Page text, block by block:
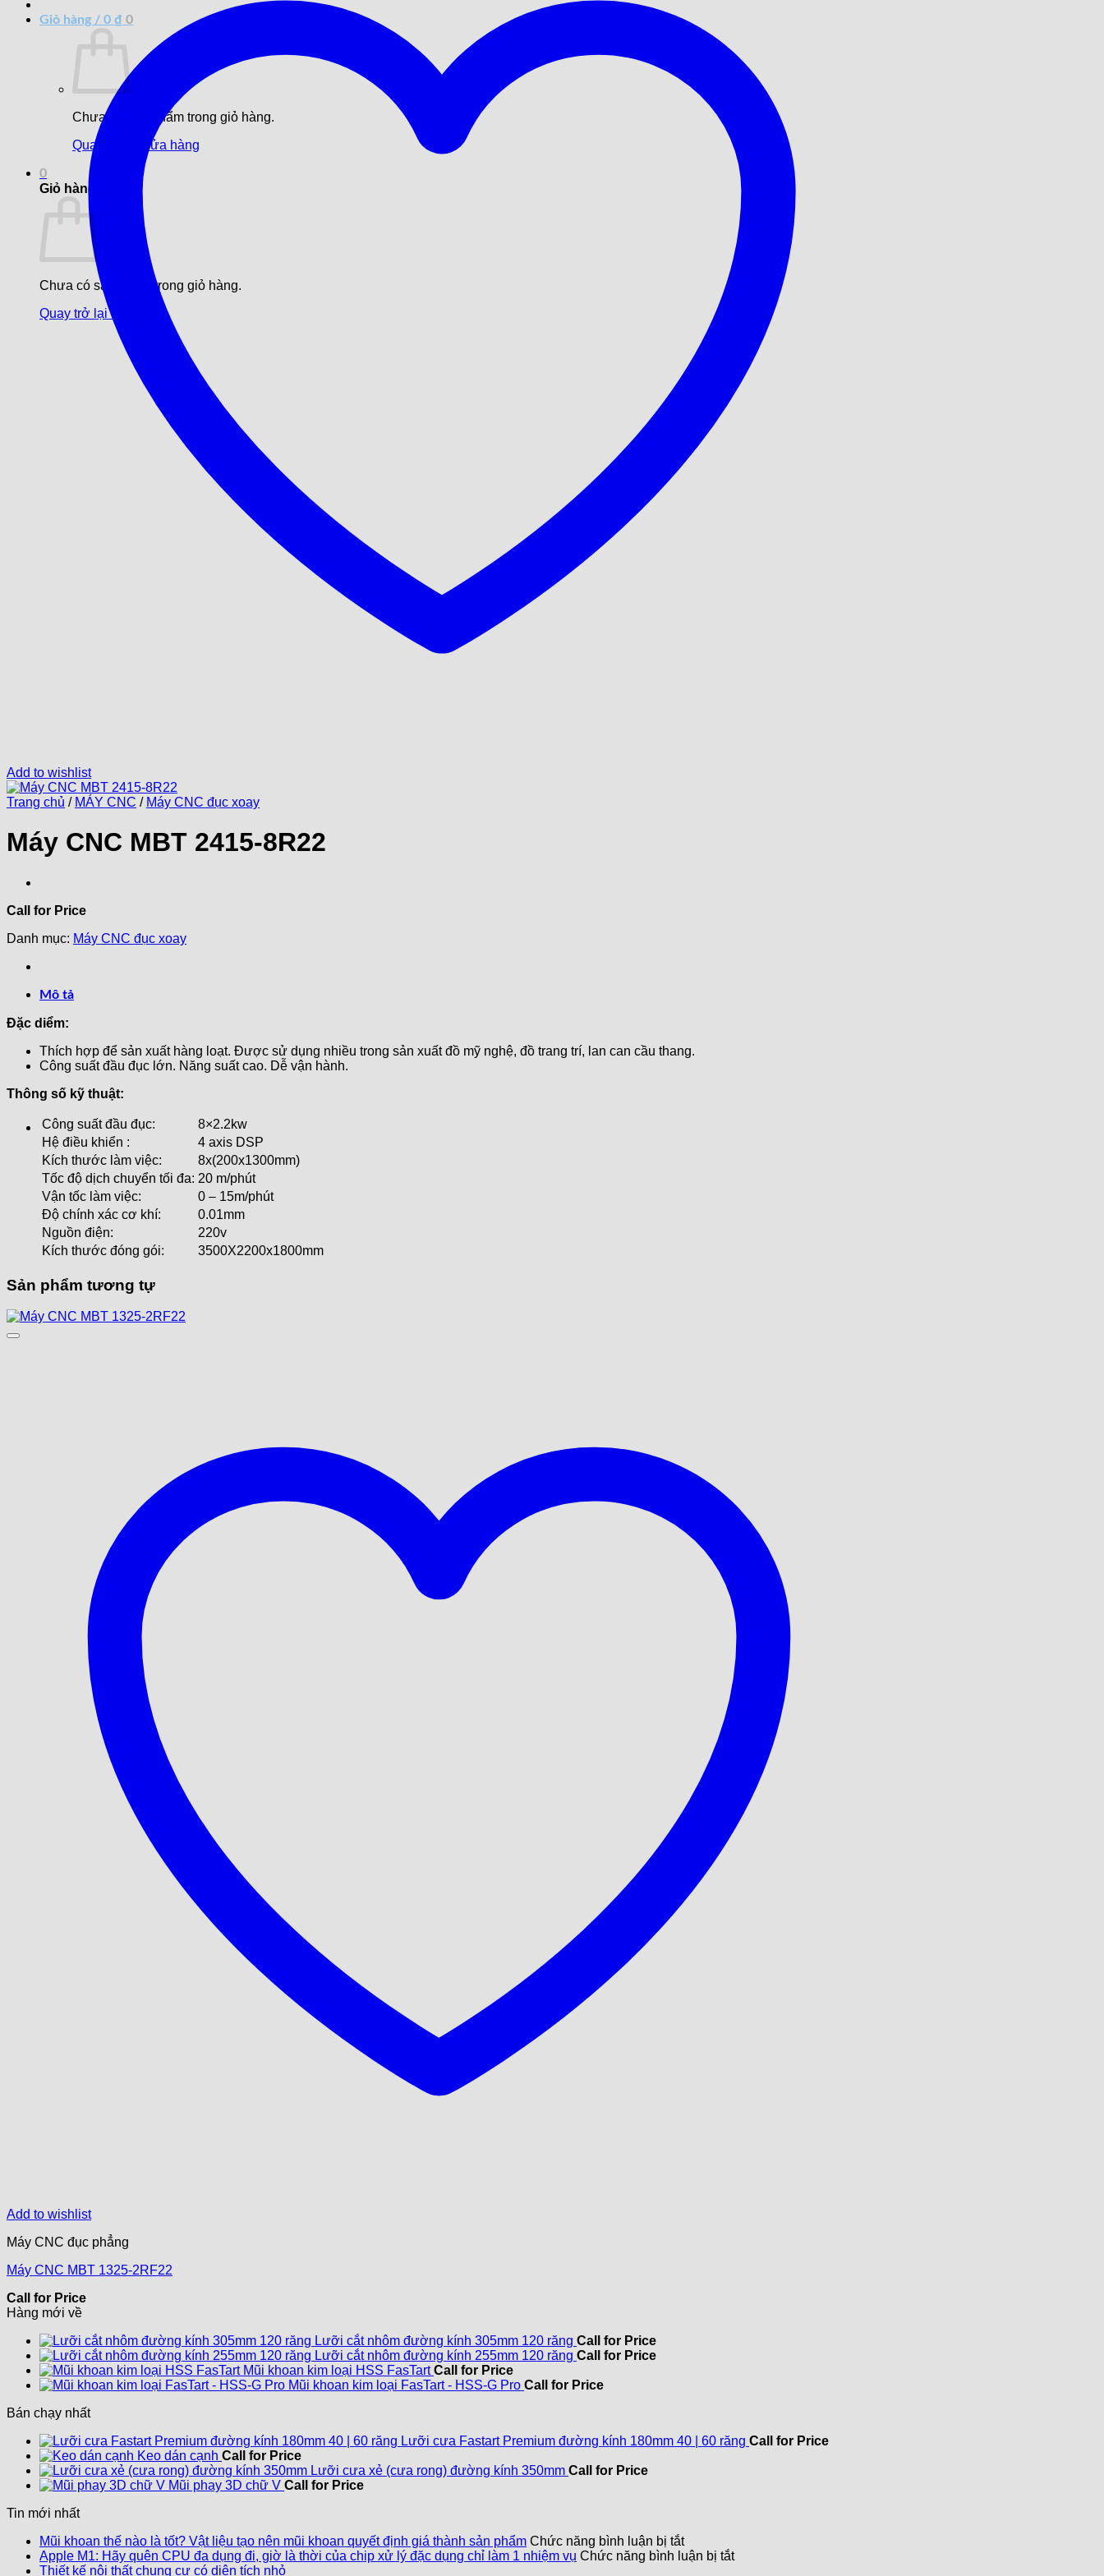
Giỏ hàng / 0 ₫ 0
Chưa có sản phẩm trong giỏ hàng.
Quay trở lại cửa hàng
0
Giỏ hàng
Chưa có sản phẩm trong giỏ hàng.
Quay trở lại cửa hàng
Add to wishlist
Trang chủ / MÁY CNC / Máy CNC đục xoay
Máy CNC MBT 2415-8R22
Call for Price
Danh mục: Máy CNC đục xoay
Mô tả
Đặc diểm:
Thích hợp để sản xuất hàng loạt. Được sử dụng nhiều trong sản xuất đồ mỹ nghệ, đồ trang trí, lan can cầu thang.
Công suất đầu đục lớn. Năng suất cao. Dễ vận hành.
Thông số kỹ thuật:
Công suất đầu đục:
8×2.2kw
Hệ điều khiển :
4 axis DSP
Kích thước làm việc:
8x(200x1300mm)
Tốc độ dịch chuyển tối đa: 20 m/phút
Vận tốc làm việc:
0 – 15m/phút
Độ chính xác cơ khí:
0.01mm
Nguồn điện:
220v
Kích thước đóng gói:
3500X2200x1800mm
Sản phẩm tương tự
Add to wishlist
Máy CNC đục phẳng
Máy CNC MBT 1325-2RF22
Call for Price
Hàng mới về
Lưỡi cắt nhôm đường kính 305mm 120 răng Call for Price
Lưỡi cắt nhôm đường kính 255mm 120 răng Call for Price
Mũi khoan kim loại HSS FasTart Call for Price
Mũi khoan kim loại FasTart - HSS-G Pro Call for Price
Bán chạy nhất
Lưỡi cưa Fastart Premium đường kính 180mm 40 | 60 răng Call for Price
Keo dán cạnh Call for Price
Lưỡi cưa xẻ (cưa rong) đường kính 350mm Call for Price
Mũi phay 3D chữ V Call for Price
Tin mới nhất
Mũi khoan thế nào là tốt? Vật liệu tạo nên mũi khoan quyết định giá thành sản phẩm Chức năng bình luận bị tắtở
Mũi
Apple M1: Hãy quên CPU đa dụng đi, giờ là thời của chip xử lý đặc dụng chỉ làm 1 nhiệm vụ Chức năng bình luận bị tắtở
Thiết kế nội thất chung cư có diện tích nhỏKhông